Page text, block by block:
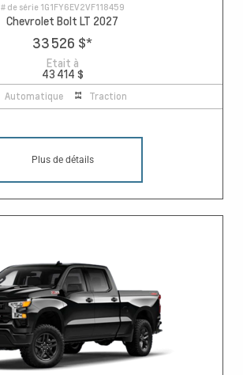
# de série 1G1FY6EV2VF118459
Chevrolet Bolt LT 2027
33 526 $*
Etait à
43 414 $
Automatique Traction
Plus de détails